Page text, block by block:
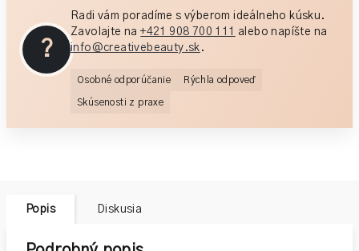
?
Radi vám poradíme s výberom ideálneho kúsku.
Zavolajte na+421 908 700 111
alebo napíšte na
info@creativebeauty.sk .
Osobné odporúčanie Rýchla odpoveď
Skúsenosti z praxe
Popis Diskusia